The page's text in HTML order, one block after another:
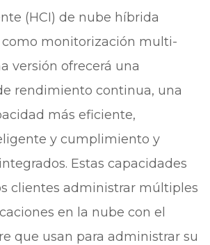
(HCI) de nube híbrida
monitorización multi-
versión ofrecerá una
rendimiento continua, una
más eficiente,
y cumplimiento y
Estas capacidades
clientes administrar múltiples
en la nube con el
que usan para administrar su